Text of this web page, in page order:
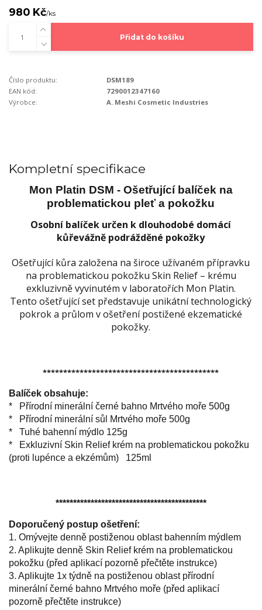
980 Kč/ks
Přidat do košíku
Číslo produktu:
DSM189
EAN kód:
7290012347160
Výrobce:
A. Meshi Cosmetic Industries
Kompletní specifikace
Mon Platin DSM - Ošetřující balíček na
problematickou pleť a pokožku
Osobní balíček určen k dlouhodobé domácí
kůřevážně podrážděné pokožky
Ošetřující kůra založena na široce užívaném přípravku
na problematickou pokožku Skin Relief – krému
exkluzivně vyvinutém v laboratořích Mon Platin.
Tento ošetřující set představuje unikátní technologický
pokrok a průlom v ošetření postižené ekzematické
pokožky.
*******************************************
Balíček obsahuje:
* Přírodní minerální černé bahno Mrtvého moře 500g
* Přírodní minerální sůl Mrtvého moře 500g
* Tuhé bahenní mýdlo 125g
* Exkluzivní Skin Relief krém na problematickou pokožku
(proti lupénce a ekzémům) 125ml
*******************************************
Doporučený postup ošetření:
1. Omývejte denně postiženou oblast bahenním mýdlem
2. Aplikujte denně Skin Relief krém na problematickou
pokožku (před aplikací pozorně přečtěte instrukce)
3. Aplikujte 1x týdně na postiženou oblast přírodní
minerální černé bahno Mrtvého moře (před aplikací
pozorně přečtěte instrukce)